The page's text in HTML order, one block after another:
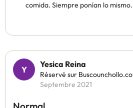
comida. Siempre ponían lo mismo.
Yesica Reina
Réservé sur
Septembre 2021